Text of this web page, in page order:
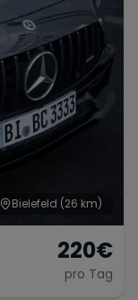
Jaguar
Dodge
Aston Martin
Bielefeld (26 km)
220€
pro Tag